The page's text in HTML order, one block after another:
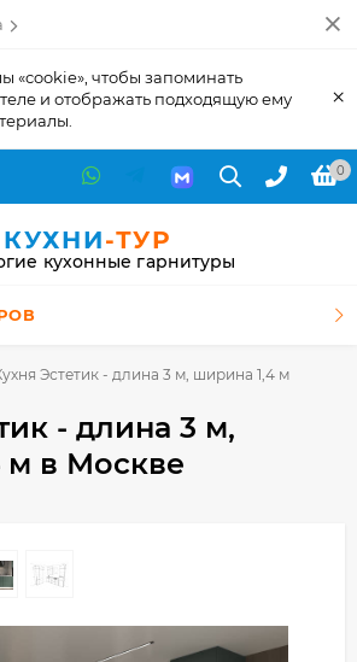
«cookie», чтобы запоминать
и отображать подходящую ему
×
0
КУХНИ-ТУР
кухонные гарнитуры
Эстетик - длина 3 м, ширина 1,4 м
- длина 3 м,
м в Москве